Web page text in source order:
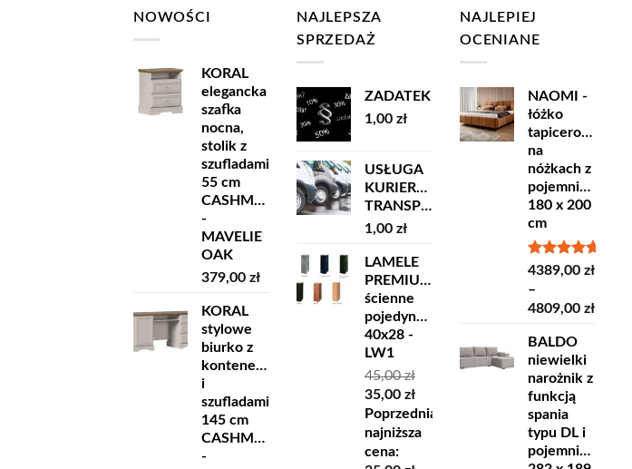
NOWOŚCI
KORAL
elegancka
szafka
nocna,
stolik z
szufladami
55 cm
CASHMERE
-
MAVELIE
OAK
379,00 zł
KORAL
stylowe
biurko z
kontenerkiem
i
szufladami
145 cm
CASHMERE
-
NAJLEPSZA
SPRZEDAŻ
ZADATEK
1,00 zł
USŁUGA
KURIERSKA
TRANSPORT
1,00 zł
LAMELE
PREMIUM
ścienne
pojedyncze
40x28 -
LW1
45,00zł
Pierwotna
cena
wynosiła:
45,00 zł.
35,00 złAktualna
cena
wynosi:
Poprzednia
najniższa
cena:
NAJLEPIEJ
OCENIANE
NAOMI -
łóżko
tapicerowane
na
nóżkach z
pojemnikiem
180 x 200
cm
Oceniono
4389,00 zł
–
4809,00 złZakres
BALDO
niewielki
narożnik z
funkcją
spania
typu DL i
pojemnikiem